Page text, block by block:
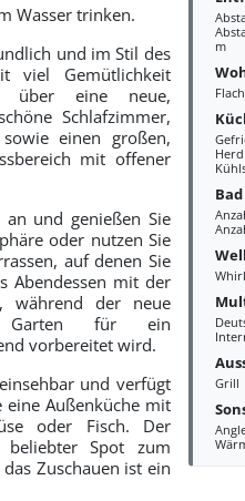
m
Herd
Bad
Grill
Wasser trinken.
und im Stil des
viel Gemütlichkeit
über eine neue,
Schlafzimmer,
einen großen,
mit offener
an und genießen Sie
oder nutzen Sie
auf denen Sie
Abendessen mit der
während der neue
Garten für ein
vorbereitet wird.
und verfügt
eine Außenküche mit
oder Fisch. Der
Spot zum
Zuschauen ist ein